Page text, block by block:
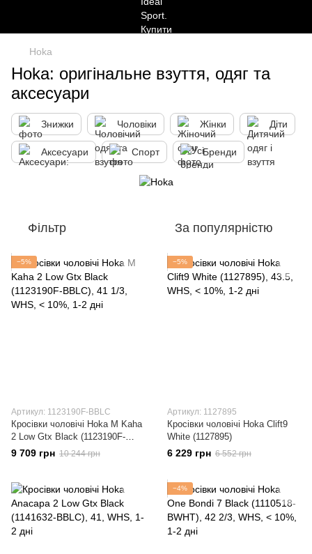
Hoka
Hoka: оригінальне взуття, одяг та
аксесуари
Знижки Чоловіки Жінки Діти
Аксесуари Спорт Бренди
Фільтр За популярністю
−5%
Артикул: 1123190F-BBLC
Кросівки чоловічі Hoka M Kaha
2 Low Gtx Black (1123190F-
BBLC)
9 709 грн 10 244 грн
−5%
Артикул: 1127895
Кросівки чоловічі Hoka Clift9
White (1127895)
6 229 грн 6 552 грн
−4%